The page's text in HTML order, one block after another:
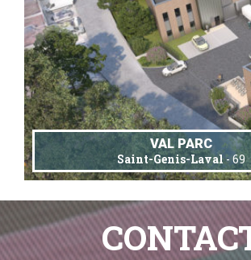
VAL PARC
Saint-Genis-Laval- 69